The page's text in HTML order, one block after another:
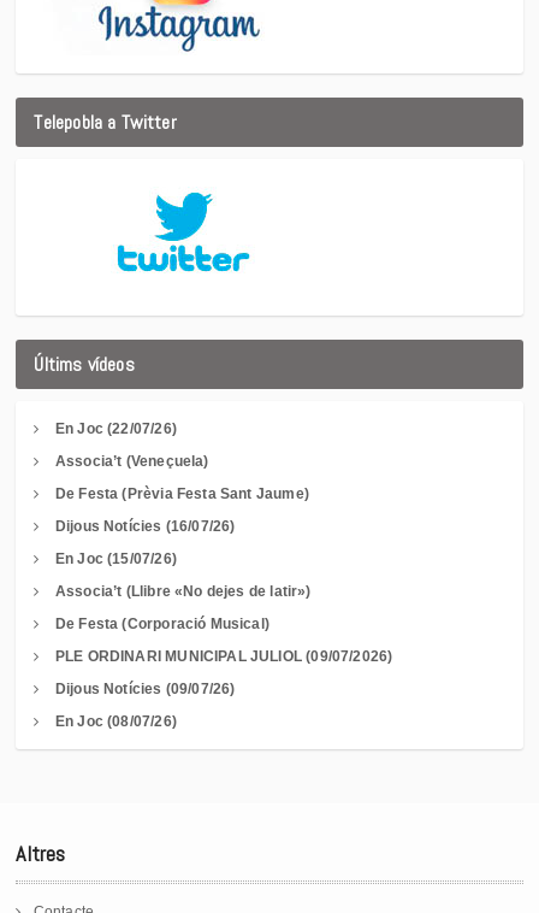
Telepobla a Twitter
Últims vídeos
En Joc (22/07/26)
Associa’t (Veneçuela)
De Festa (Prèvia Festa Sant Jaume)
Dijous Notícies (16/07/26)
En Joc (15/07/26)
Associa’t (Llibre «No dejes de latir»)
De Festa (Corporació Musical)
PLE ORDINARI MUNICIPAL JULIOL (09/07/2026)
Dijous Notícies (09/07/26)
En Joc (08/07/26)
Altres